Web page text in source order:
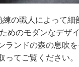
の職人によって
めのモダンなデザ
ランドの森の息吹
てご覧ください。